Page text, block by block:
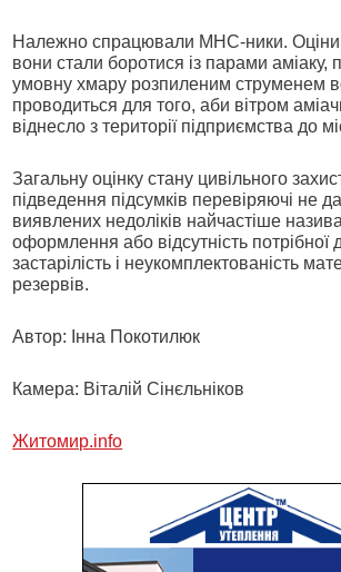
Належно спрацювали МНС-ники.
вони стали боротися із парами аміаку,
умовну хмару розпиленим струменем
проводиться для того, аби вітром
віднесло з території підприємства до
Загальну оцінку стану цивільного
підведення підсумків перевіряючі не
виявлених недоліків найчастіше
оформлення або відсутність потрібної
застарілість і неукомплектованість
резервів.
Автор: Інна Покотилюк
Камера: Віталій Сінєльніков
Житомир.info